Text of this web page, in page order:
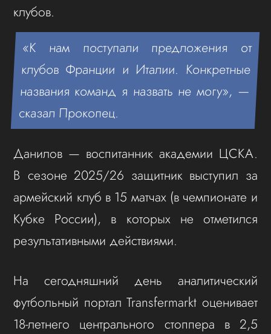
клубов.
«К нам поступали предложения от
клубов Франции и Италии. Конкретные
названия команд я назвать не могу», —
сказал Прокопец.
Данилов — воспитанник академии ЦСКА.
В сезоне 2025/26 защитник выступил за
армейский клуб в 15 матчах (в чемпионате и
Кубке России), в которых не отметился
результативными действиями.
На сегодняшний день аналитический
футбольный портал Transfermarkt оценивает
18-летнего центрального стоппера в 2,5